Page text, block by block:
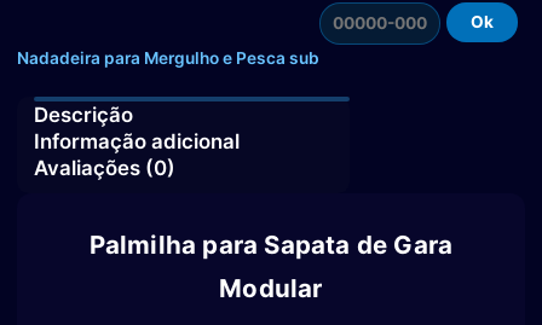
Mergulho
Pesca
sub
Nadadeira para Mergulho e Pesca sub
Ok
Palmilha para Sapata de Gara
Modular